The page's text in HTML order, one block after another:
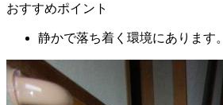
おすすめポイント
静かで落ち着く環境にあります。